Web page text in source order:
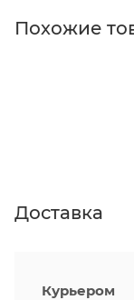
Похожие
Доставка
Курьером